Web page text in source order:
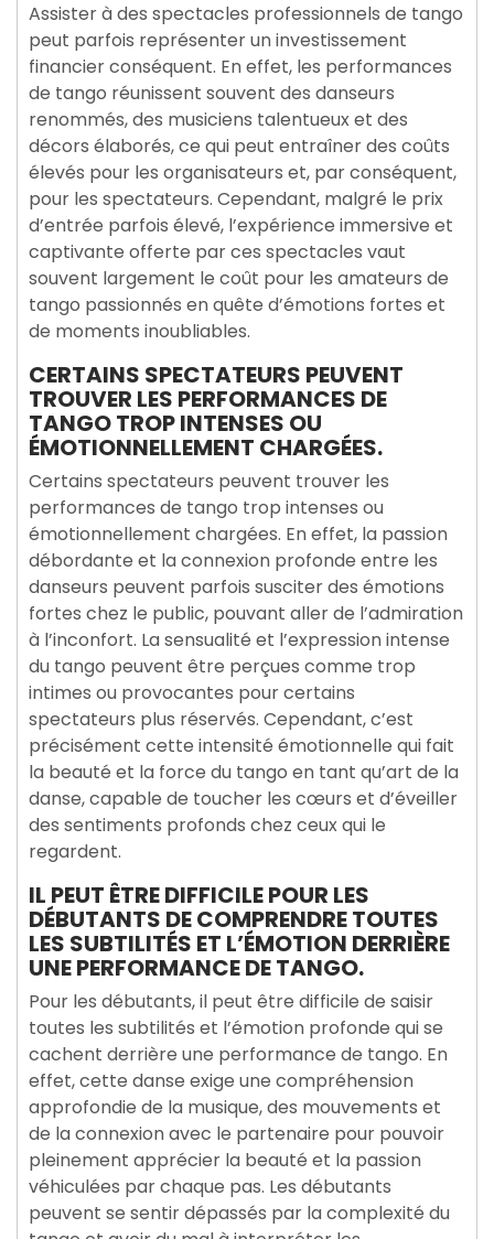
Assister à des spectacles professionnels de tango
peut parfois représenter un investissement
financier conséquent. En effet, les performances
de tango réunissent souvent des danseurs
renommés, des musiciens talentueux et des
décors élaborés, ce qui peut entraîner des coûts
élevés pour les organisateurs et, par conséquent,
pour les spectateurs. Cependant, malgré le prix
d’entrée parfois élevé, l’expérience immersive et
captivante offerte par ces spectacles vaut
souvent largement le coût pour les amateurs de
tango passionnés en quête d’émotions fortes et
de moments inoubliables.
CERTAINS SPECTATEURS PEUVENT
TROUVER LES PERFORMANCES DE
TANGO TROP INTENSES OU
ÉMOTIONNELLEMENT CHARGÉES.
Certains spectateurs peuvent trouver les
performances de tango trop intenses ou
émotionnellement chargées. En effet, la passion
débordante et la connexion profonde entre les
danseurs peuvent parfois susciter des émotions
fortes chez le public, pouvant aller de l’admiration
à l’inconfort. La sensualité et l’expression intense
du tango peuvent être perçues comme trop
intimes ou provocantes pour certains
spectateurs plus réservés. Cependant, c’est
précisément cette intensité émotionnelle qui fait
la beauté et la force du tango en tant qu’art de la
danse, capable de toucher les cœurs et d’éveiller
des sentiments profonds chez ceux qui le
regardent.
IL PEUT ÊTRE DIFFICILE POUR LES
DÉBUTANTS DE COMPRENDRE TOUTES
LES SUBTILITÉS ET L’ÉMOTION DERRIÈRE
UNE PERFORMANCE DE TANGO.
Pour les débutants, il peut être difficile de saisir
toutes les subtilités et l’émotion profonde qui se
cachent derrière une performance de tango. En
effet, cette danse exige une compréhension
approfondie de la musique, des mouvements et
de la connexion avec le partenaire pour pouvoir
pleinement apprécier la beauté et la passion
véhiculées par chaque pas. Les débutants
peuvent se sentir dépassés par la complexité du